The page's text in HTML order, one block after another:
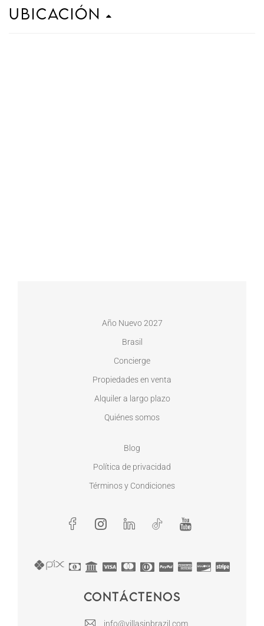
Ubicación
Año Nuevo 2027
Brasil
Concierge
Propiedades en venta
Alquiler a largo plazo
Quiénes somos
Blog
Política de privacidad
Términos y Condiciones
Contáctenos
info@villasinbrazil.com